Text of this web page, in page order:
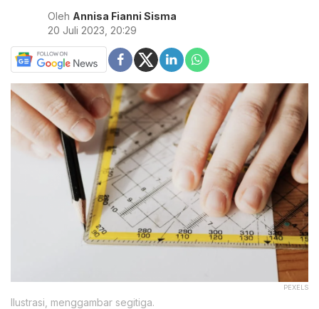
Oleh Annisa Fianni Sisma
20 Juli 2023, 20:29
PEXELS
Ilustrasi, menggambar segitiga.